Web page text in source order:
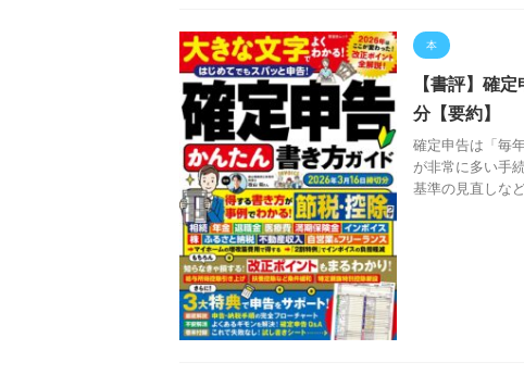
本
【書評】確
分【要約】
確定申告は「毎
が非常に多い手
基準の見直しな